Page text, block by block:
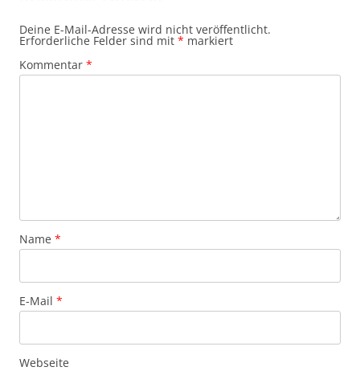
Deine E-Mail-Adresse wird nicht veröffentlicht.
Erforderliche Felder sind mit * markiert
Kommentar *
Name *
E-Mail *
Webseite